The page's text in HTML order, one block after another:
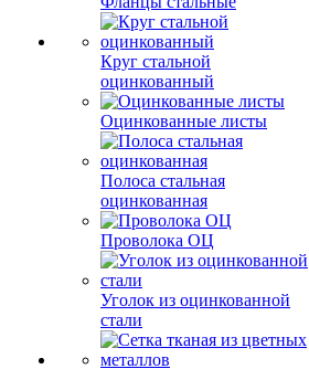
Круг стальной
оцинкованный
Оцинкованные листы
Полоса стальная
оцинкованная
Проволока ОЦ
Уголок из оцинкованной
стали